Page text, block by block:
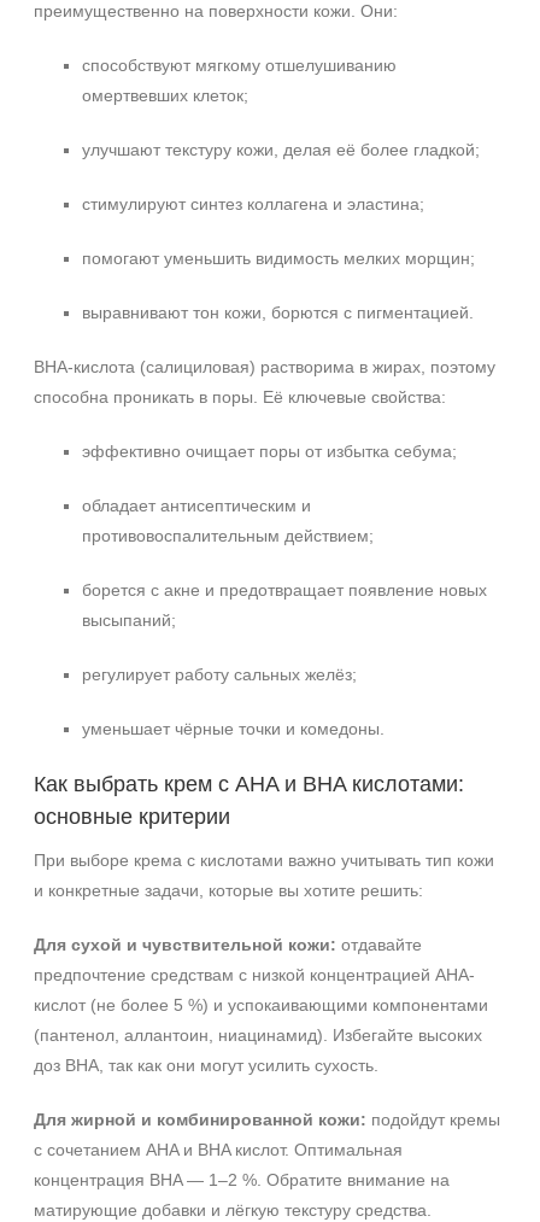
преимущественно на поверхности кожи. Они:
способствуют мягкому отшелушиванию
омертвевших клеток;
улучшают текстуру кожи, делая её более гладкой;
стимулируют синтез коллагена и эластина;
помогают уменьшить видимость мелких морщин;
выравнивают тон кожи, борются с пигментацией.
BHA-кислота (салициловая) растворима в жирах, поэтому
способна проникать в поры. Её ключевые свойства:
эффективно очищает поры от избытка себума;
обладает антисептическим и
противовоспалительным действием;
борется с акне и предотвращает появление новых
высыпаний;
регулирует работу сальных желёз;
уменьшает чёрные точки и комедоны.
Как выбрать крем с AHA и BHA кислотами:
основные критерии
При выборе крема с кислотами важно учитывать тип кожи
и конкретные задачи, которые вы хотите решить:
Для сухой и чувствительной кожи: отдавайте
предпочтение средствам с низкой концентрацией AHA-
кислот (не более 5 %) и успокаивающими компонентами
(пантенол, аллантоин, ниацинамид). Избегайте высоких
доз BHA, так как они могут усилить сухость.
Для жирной и комбинированной кожи: подойдут кремы
с сочетанием AHA и BHA кислот. Оптимальная
концентрация BHA — 1–2 %. Обратите внимание на
матирующие добавки и лёгкую текстуру средства.
+7 (495) 640-58-89
+7 (929) 933-09-89